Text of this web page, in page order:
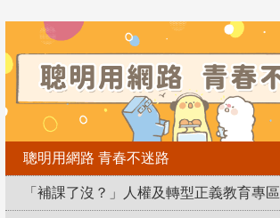
聰明用網路 青春不迷路
「補課了沒？」人權及轉型正義教育專區